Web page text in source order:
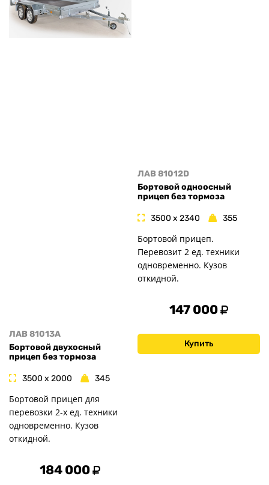
ЛАВ 81013A
Бортовой двухосный
прицеп без тормоза
3500 x 2000 345
Бортовой прицеп для
перевозки 2-х ед. техники
одновременно. Кузов
откидной.
184 000
ЛАВ 81012D
Бортовой одноосный
прицеп без тормоза
3500 x 2340 355
Бортовой прицеп.
Перевозит 2 ед. техники
одновременно. Кузов
откидной.
147 000
Купить